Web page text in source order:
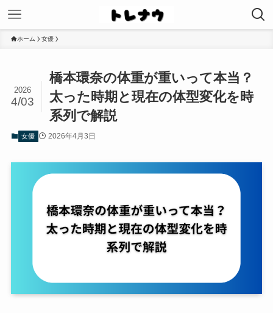
ホーム 女優
橋本環奈の体重が重いって本当？
太った時期と現在の体型変化を時
系列で解説
2026
4/03
女優 2026年4月3日